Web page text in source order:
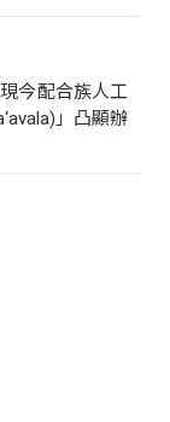
今配合族人工
」凸顯辦